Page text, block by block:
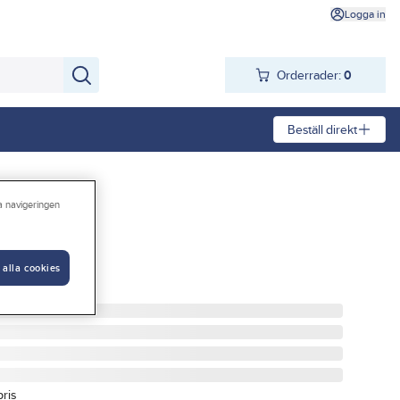
Logga in
Orderrader: 0
Beställ direkt
navigeringen
alla cookies